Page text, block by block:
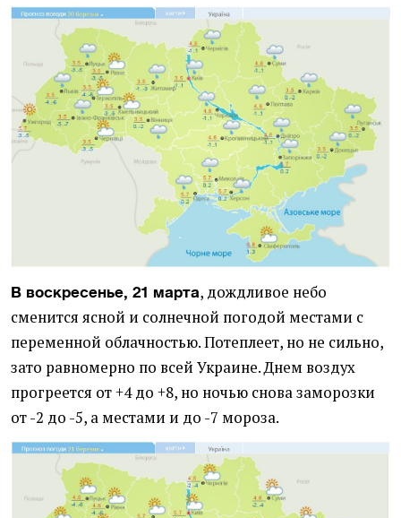
В воскресенье, 21 марта, дождливое небо
сменится ясной и солнечной погодой местами с
переменной облачностью. Потеплеет, но не сильно,
зато равномерно по всей Украине. Днем воздух
прогреется от +4 до +8, но ночью снова заморозки
от -2 до -5, а местами и до -7 мороза.